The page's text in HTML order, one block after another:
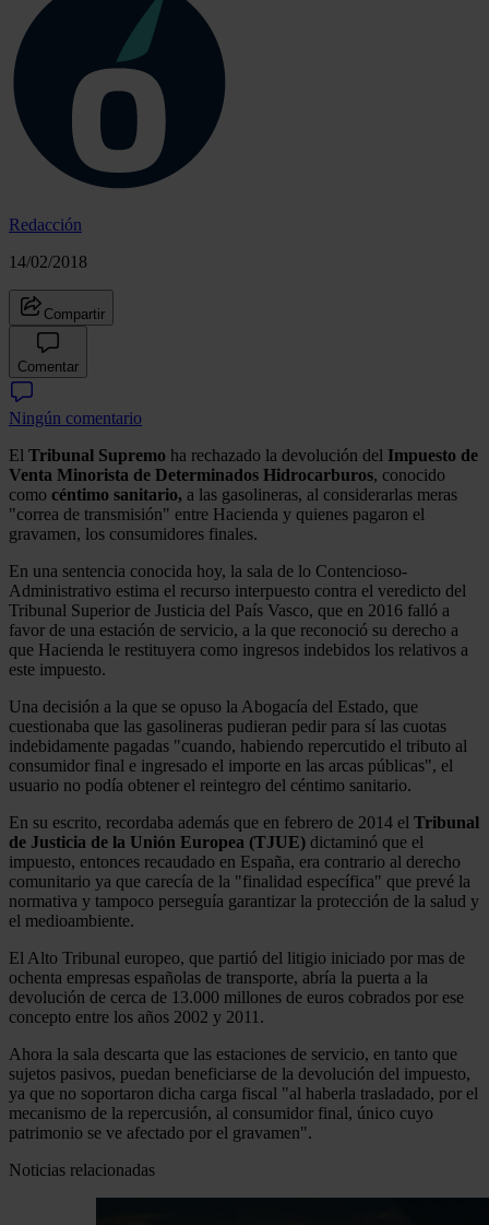
Redacción
14/02/2018
Compartir
Comentar
Ningún comentario
El Tribunal Supremo ha rechazado la devolución del Impuesto de
Venta Minorista de Determinados Hidrocarburos, conocido
como céntimo sanitario, a las gasolineras, al considerarlas meras
"correa de transmisión" entre Hacienda y quienes pagaron el
gravamen, los consumidores finales.
En una sentencia conocida hoy, la sala de lo Contencioso-
Administrativo estima el recurso interpuesto contra el veredicto del
Tribunal Superior de Justicia del País Vasco, que en 2016 falló a
favor de una estación de servicio, a la que reconoció su derecho a
que Hacienda le restituyera como ingresos indebidos los relativos a
este impuesto.
Una decisión a la que se opuso la Abogacía del Estado, que
cuestionaba que las gasolineras pudieran pedir para sí las cuotas
indebidamente pagadas "cuando, habiendo repercutido el tributo al
consumidor final e ingresado el importe en las arcas públicas", el
usuario no podía obtener el reintegro del céntimo sanitario.
En su escrito, recordaba además que en febrero de 2014 el Tribunal
de Justicia de la Unión Europea (TJUE) dictaminó que el
impuesto, entonces recaudado en España, era contrario al derecho
comunitario ya que carecía de la "finalidad específica" que prevé la
normativa y tampoco perseguía garantizar la protección de la salud y
el medioambiente.
El Alto Tribunal europeo, que partió del litigio iniciado por mas de
ochenta empresas españolas de transporte, abría la puerta a la
devolución de cerca de 13.000 millones de euros cobrados por ese
concepto entre los años 2002 y 2011.
Ahora la sala descarta que las estaciones de servicio, en tanto que
sujetos pasivos, puedan beneficiarse de la devolución del impuesto,
ya que no soportaron dicha carga fiscal "al haberla trasladado, por el
mecanismo de la repercusión, al consumidor final, único cuyo
patrimonio se ve afectado por el gravamen".
Noticias relacionadas